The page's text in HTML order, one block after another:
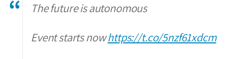
The future is autonomous
Event starts nowhttps://t.co/5nzf61xdcm